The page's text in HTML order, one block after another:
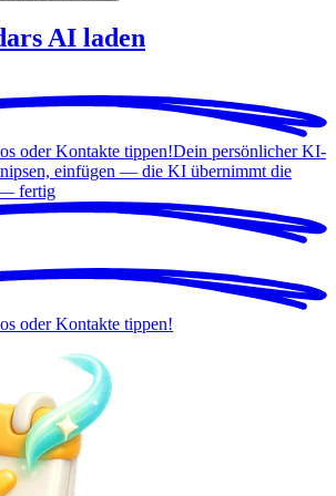
AI laden
oder Kontakte tippen!Dein persönlicher KI-
einfügen — die KI übernimmt die
— fertig
oder Kontakte tippen!